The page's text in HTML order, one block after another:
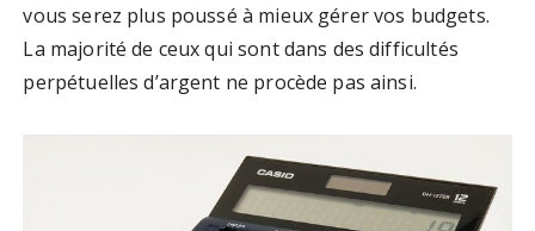
vous serez plus poussé à mieux gérer vos budgets.
La majorité de ceux qui sont dans des difficultés
perpétuelles d’argent ne procède pas ainsi.